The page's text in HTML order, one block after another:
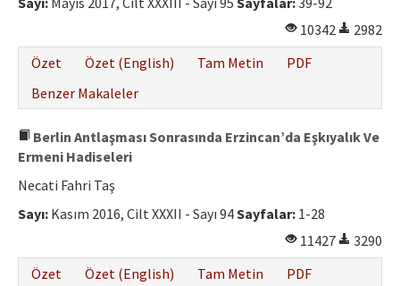
10342
2982
Özet
Özet (English) Tam Metin
PDF
Benzer Makaleler
Berlin Antlaşması Sonrasında Erzincan’da Eşkıyalık Ve
Ermeni Hadiseleri
Necati Fahri Taş
Sayı: Kasım 2016, Cilt XXXII - Sayı 94Sayfalar: 1-28
11427
3290
Özet
Özet (English) Tam Metin
PDF